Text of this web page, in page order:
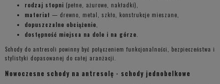
rodzaj stopni (pełne, ażurowe, nakładki),
materiał — drewno, metal, szkło, konstrukcje mieszane,
dopuszczalne obciążenie,
dostępność miejsca na dole i na górze.
Schody do antresoli powinny być połączeniem funkcjonalności, bezpieczeństwa i
stylistyki dopasowanej do całej aranżacji.
Nowoczesne schody na antresolę - schody jednobelkowe